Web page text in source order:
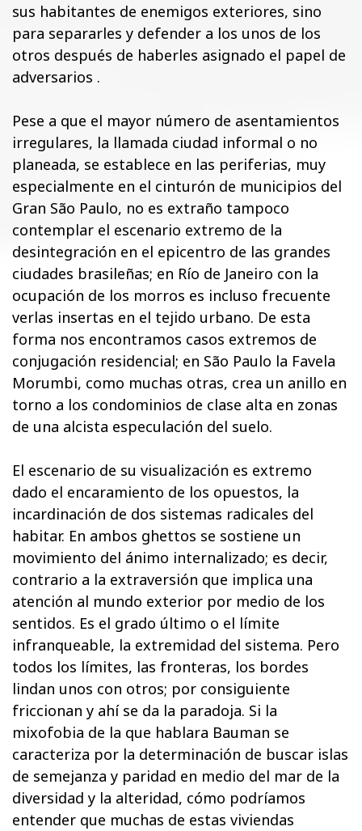
sus habitantes de enemigos exteriores, sino
para separarles y defender a los unos de los
otros después de haberles asignado el papel de
adversarios .
Pese a que el mayor número de asentamientos
irregulares, la llamada ciudad informal o no
planeada, se establece en las periferias, muy
especialmente en el cinturón de municipios del
Gran São Paulo, no es extraño tampoco
contemplar el escenario extremo de la
desintegración en el epicentro de las grandes
ciudades brasileñas; en Río de Janeiro con la
ocupación de los morros es incluso frecuente
verlas insertas en el tejido urbano. De esta
forma nos encontramos casos extremos de
conjugación residencial; en São Paulo la Favela
Morumbi, como muchas otras, crea un anillo en
torno a los condominios de clase alta en zonas
de una alcista especulación del suelo.
El escenario de su visualización es extremo
dado el encaramiento de los opuestos, la
incardinación de dos sistemas radicales del
habitar. En ambos ghettos se sostiene un
movimiento del ánimo internalizado; es decir,
contrario a la extraversión que implica una
atención al mundo exterior por medio de los
sentidos. Es el grado último o el límite
infranqueable, la extremidad del sistema. Pero
todos los límites, las fronteras, los bordes
lindan unos con otros; por consiguiente
friccionan y ahí se da la paradoja. Si la
mixofobia de la que hablara Bauman se
caracteriza por la determinación de buscar islas
de semejanza y paridad en medio del mar de la
diversidad y la alteridad, cómo podríamos
entender que muchas de estas viviendas